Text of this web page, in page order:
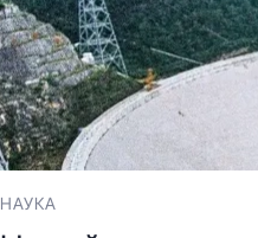
НАУКА